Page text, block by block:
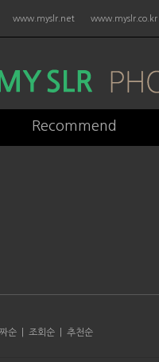
www.myslr.net www.myslr.co.kr
Recommend
순 조회순 추천순